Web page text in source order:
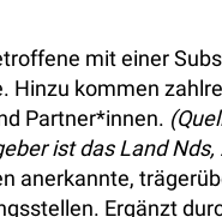
mit einer
kommen
Partner*innen.
ist das Land Nds,
anerkannte,
Ergänzt